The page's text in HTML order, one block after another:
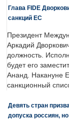
Глава FIDE
санкций ЕС
Президент
Аркадий
должность.
будет его
Ананд. Накануне
санкционный
Девять стран
допуска россиян,